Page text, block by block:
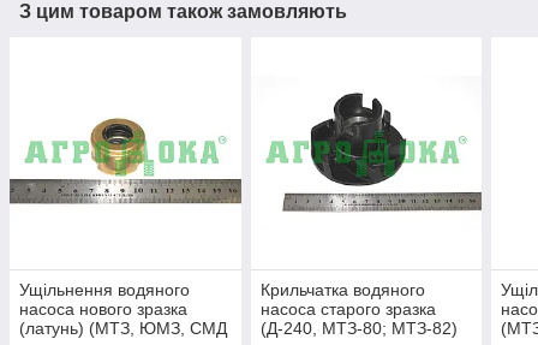
З цим товаром також замовляють
Ущільнення водяного
насоса нового зразка
(латунь) (МТЗ, ЮМЗ, СМД
Крильчатка водяного
насоса старого зразка
(Д-240, МТЗ-80; МТЗ-82)